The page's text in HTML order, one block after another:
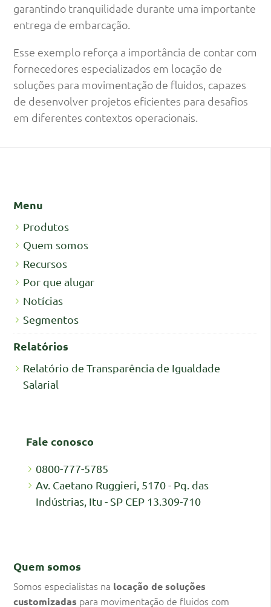
garantindo tranquilidade durante uma importante
entrega de embarcação.
Esse exemplo reforça a importância de contar com
fornecedores especializados em locação de
soluções para movimentação de fluidos, capazes
de desenvolver projetos eficientes para desafios
em diferentes contextos operacionais.
Menu
Produtos
Quem somos
Recursos
Por que alugar
Notícias
Segmentos
Relatórios
Relatório de Transparência de Igualdade
Salarial
Fale conosco
0800-777-5785
Av. Caetano Ruggieri, 5170 - Pq. das
Indústrias, Itu - SP CEP 13.309-710
Quem somos
Somos especialistas na locação de soluções
customizadas para movimentação de fluidos com